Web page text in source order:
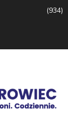
(934)